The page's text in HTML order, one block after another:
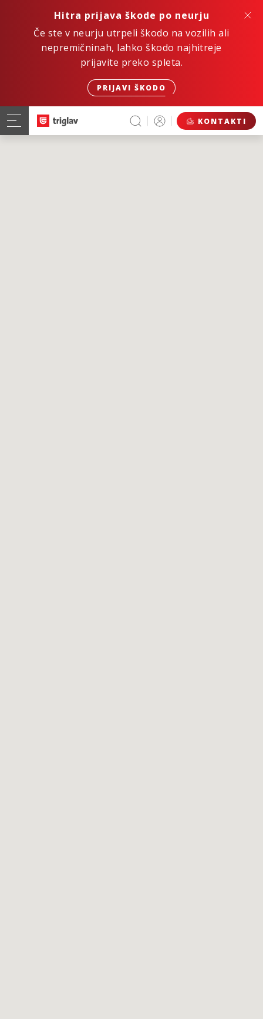
Hitra prijava škode po neurju
Če ste v neurju utrpeli škodo na vozilih ali
nepremičninah, lahko škodo najhitreje
prijavite preko spleta.
PRIJAVI ŠKODO
KONTAKTI